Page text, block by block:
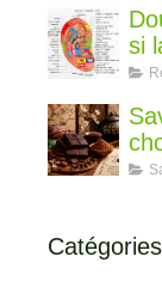
si
Catégories